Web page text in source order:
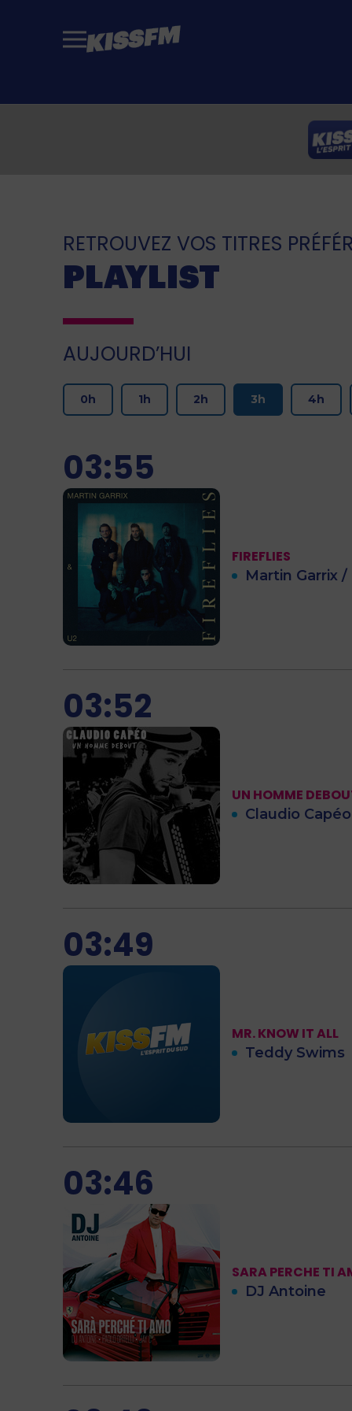
Passer au contenu principal
RETROUVEZ VOS TITRES
PLAYLIST
AUJOURD’HUI
0h 1h 2h 3h 4h
03:55
FIREFLIES
Martin Garrix /
03:52
UN HOMME
Claudio Capéo
03:49
MR. KNOW IT ALL
Teddy Swims
03:46
SARA PERCHE TI
DJ Antoine